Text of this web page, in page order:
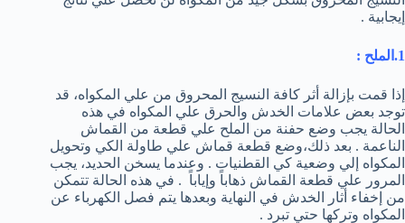
إيجابية .
1.الملح :
إذا قمت بإزالة أثر كافة النسيج المحروق من علي المكواه، قد
توجد بعض علامات الخدش والحرق علي المكواه في هذه
الحالة يجب وضع حفنة من الملح علي قطعة من القماش
الناعمة . بعد ذلك،وضع قطعة قماش علي طاولة الكي وتحويل
المكواه إلي وضعية كي القطنيات . وعندما يسخن الحديد، يجب
المرور علي قطعة القماش ذهاباً وإياباً . في هذه الحالة تتمكن
من إخفاء أثار الخدش في النهاية وبعدها يتم فصل الكهرباء عن
المكواه وتركها حتي تبرد .